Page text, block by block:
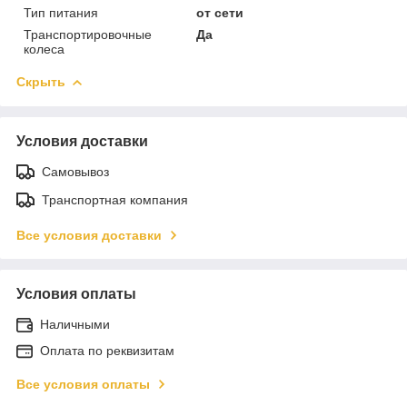
Тип питания
от сети
Транспортировочные
колеса
Да
Скрыть
Условия доставки
Самовывоз
Транспортная компания
Все условия доставки
Условия оплаты
Наличными
Оплата по реквизитам
Все условия оплаты